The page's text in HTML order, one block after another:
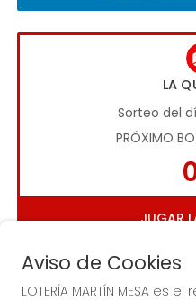
LA
Sorteo del
PRÓXIMO
JUGAR
Aviso de Cookies
LOTERÍA MARTÍN MESA